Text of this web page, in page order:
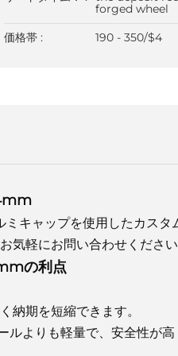
forged wheel
価格帯 :
190 - 350/$4
キャップを使用したカスタ
気軽にお問い合わせください
の利点
納期を短縮できます。
よりも軽量で、安全性が高